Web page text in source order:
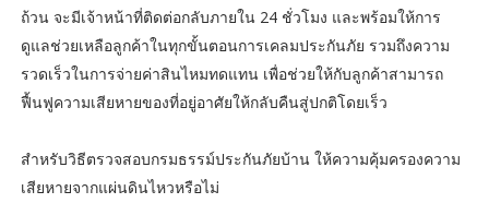
ถ้วน จะมีเจ้าหน้าที่ติดต่อกลับภายใน 24 ชั่วโมง และพร้อมให้การ
ดูแลช่วยเหลือลูกค้าในทุกขั้นตอนการเคลมประกันภัย รวมถึงความ
รวดเร็วในการจ่ายค่าสินไหมทดแทน เพื่อช่วยให้กับลูกค้าสามารถ
ฟื้นฟูความเสียหายของที่อยู่อาศัยให้กลับคืนสู่ปกติโดยเร็ว
สำหรับวิธีตรวจสอบกรมธรรม์ประกันภัยบ้าน ให้ความคุ้มครองความ
เสียหายจากแผ่นดินไหวหรือไม่